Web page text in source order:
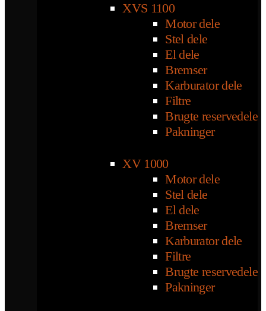
XVS 1100
Motor dele
Stel dele
El dele
Bremser
Karburator dele
Filtre
Brugte reservedele
Pakninger
XV 1000
Motor dele
Stel dele
El dele
Bremser
Karburator dele
Filtre
Brugte reservedele
Pakninger